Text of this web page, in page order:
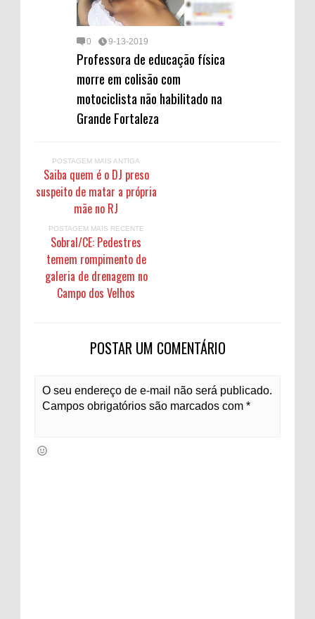
0 9-13-2019
Professora de educação física
morre em colisão com
motociclista não habilitado na
Grande Fortaleza
POSTAGEM MAIS ANTIGA
Saiba quem é o DJ preso
suspeito de matar a própria
mãe no RJ
POSTAGEM MAIS RECENTE
Sobral/CE: Pedestres
temem rompimento de
galeria de drenagem no
Campo dos Velhos
POSTAR UM COMENTÁRIO
O seu endereço de e-mail não será publicado.
Campos obrigatórios são marcados com *